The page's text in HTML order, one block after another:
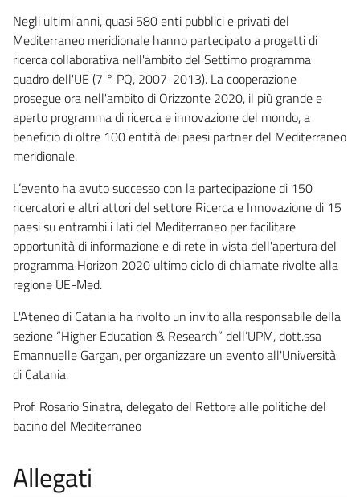
Negli ultimi anni, quasi 580 enti pubblici e privati del
Mediterraneo meridionale hanno partecipato a progetti di
ricerca collaborativa nell'ambito del Settimo programma
quadro dell'UE (7 ° PQ, 2007-2013). La cooperazione
prosegue ora nell'ambito di Orizzonte 2020, il più grande e
aperto programma di ricerca e innovazione del mondo, a
beneficio di oltre 100 entità dei paesi partner del Mediterraneo
meridionale.
L’evento ha avuto successo con la partecipazione di 150
ricercatori e altri attori del settore Ricerca e Innovazione di 15
paesi su entrambi i lati del Mediterraneo per facilitare
opportunità di informazione e di rete in vista dell'apertura del
programma Horizon 2020 ultimo ciclo di chiamate rivolte alla
regione UE-Med.
L'Ateneo di Catania ha rivolto un invito alla responsabile della
sezione “Higher Education & Research” dell’UPM, dott.ssa
Emannuelle Gargan, per organizzare un evento all'Università
di Catania.
Prof. Rosario Sinatra, delegato del Rettore alle politiche del
bacino del Mediterraneo
Allegati